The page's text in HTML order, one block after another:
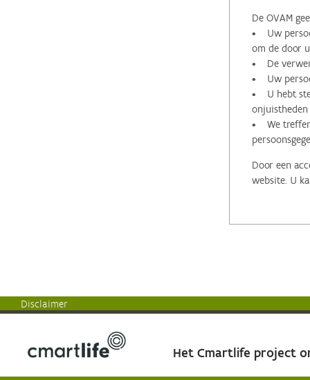
De OVAM
• Uw
om de door
• De
• Uw
• U hebt
onjuistheden
• We treffen
Door een
website. U
Disclaimer
Het Cmartlife project